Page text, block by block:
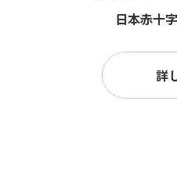
日本赤十
詳